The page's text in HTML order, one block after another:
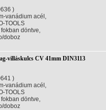
)
vanádium acél,
TOOLS
fokban döntve,
doboz
villáskulcs CV 41mm DIN3113
)
vanádium acél,
TOOLS
fokban döntve,
doboz